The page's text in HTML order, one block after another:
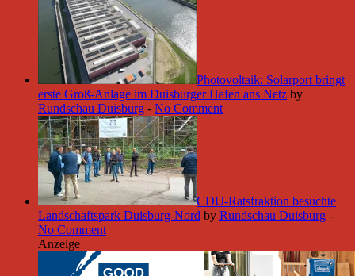
Photovoltaik: Solarport bringt
erste Groß-Anlage im Duisburger Hafen ans Netz by
Rundschau Duisburg - No Comment
CDU-Ratsfraktion besuchte
Landschaftspark Duisburg-Nord by Rundschau Duisburg -
No Comment
Anzeige